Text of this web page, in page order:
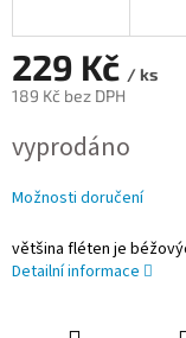
229 Kč / ks
189 Kč bez DPH
cena:
vyprodáno
Možnosti doručení
většina fléten je
Detailní informace